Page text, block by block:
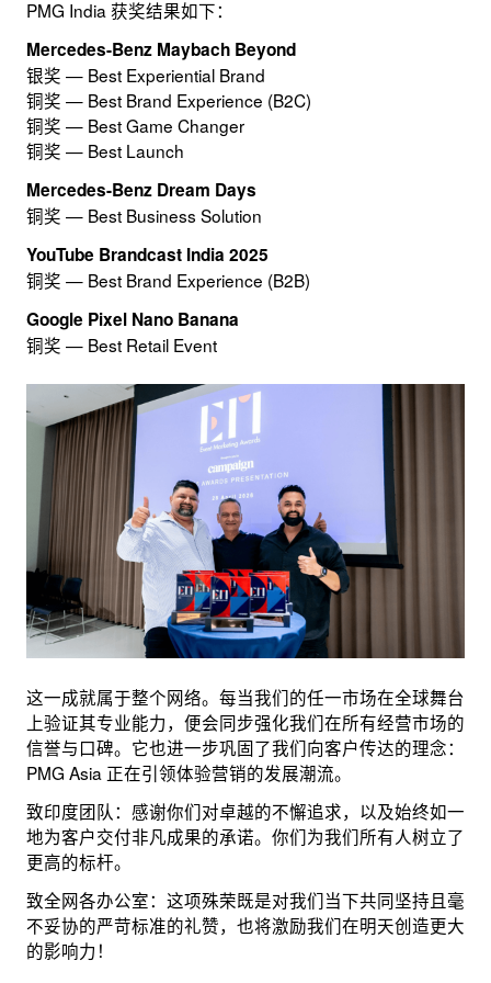
PMG India 获奖结果如下：
Mercedes-Benz Maybach Beyond
银奖 — Best Experiential Brand
铜奖 — Best Brand Experience (B2C)
铜奖 — Best Game Changer
铜奖 — Best Launch
Mercedes-Benz Dream Days
铜奖 — Best Business Solution
YouTube Brandcast India 2025
铜奖 — Best Brand Experience (B2B)
Google Pixel Nano Banana
铜奖 — Best Retail Event
这一成就属于整个网络。每当我们的任一市场在全球舞台
上验证其专业能力，便会同步强化我们在所有经营市场的
信誉与口碑。它也进一步巩固了我们向客户传达的理念：
PMG Asia 正在引领体验营销的发展潮流。
致印度团队：感谢你们对卓越的不懈追求，以及始终如一
地为客户交付非凡成果的承诺。你们为我们所有人树立了
更高的标杆。
致全网各办公室：这项殊荣既是对我们当下共同坚持且毫
不妥协的严苛标准的礼赞，也将激励我们在明天创造更大
的影响力！